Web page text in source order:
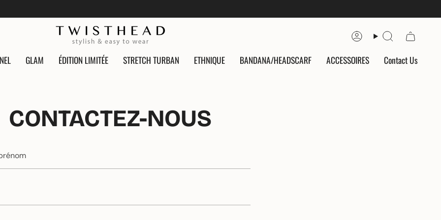
Compte Recherche
GLAM ÉDITION LIMITÉE STRETCH TURBAN ETHNIQUE BANDANA/HEADSCARF ACCESSOIRES Contact Us
CONTACTEZ-NOUS